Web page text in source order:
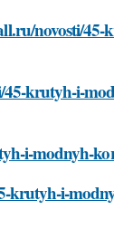
novosti/
krutyh-i-
i-modnyh-
krutyh-i-